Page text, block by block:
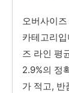
오버사이
카테고리
즈 라인 평
2.9%의 정
가 적고, 반